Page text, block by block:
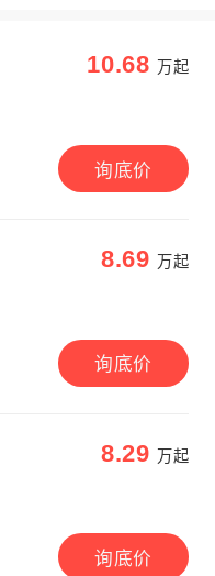
10.68 万起
询底价
8.69 万起
询底价
8.29 万起
询底价